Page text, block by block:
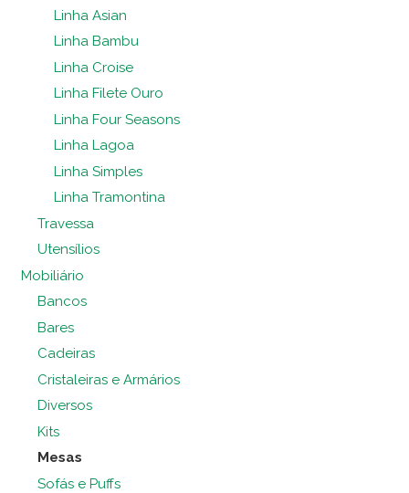
Linha Asian
Linha Bambu
Linha Croise
Linha Filete Ouro
Linha Four Seasons
Linha Lagoa
Linha Simples
Linha Tramontina
Travessa
Utensílios
Mobiliário
Bancos
Bares
Cadeiras
Cristaleiras e Armários
Diversos
Kits
Mesas
Sofás e Puffs